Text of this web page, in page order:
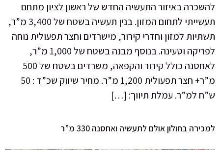
להשכרה באיזור התעשיה החדש של ראשון לציון מתחם
תעשייתי לתחום המזון. בנין תעשיה בשטח של 3,400 מ”ר,
תשתיות למזון וחדרי קירור, מישרדים וחצר תפעולית נוחה
לפריקה וטעינה. בנוסף מבנה בשטח של 1,000 מ”ר,
לאחסנה כולל קירור והקפאה, משרדים בשטח של 500
מ”ר+ חצר תפעולית 1,200 מ”ר. מחיר שיווק שכ”ד : 50
ש”ח למ”ר. עמלת תיווך: […]
למכירה בחולון אולם לתעשיה ואחסנה 330 מ”ר